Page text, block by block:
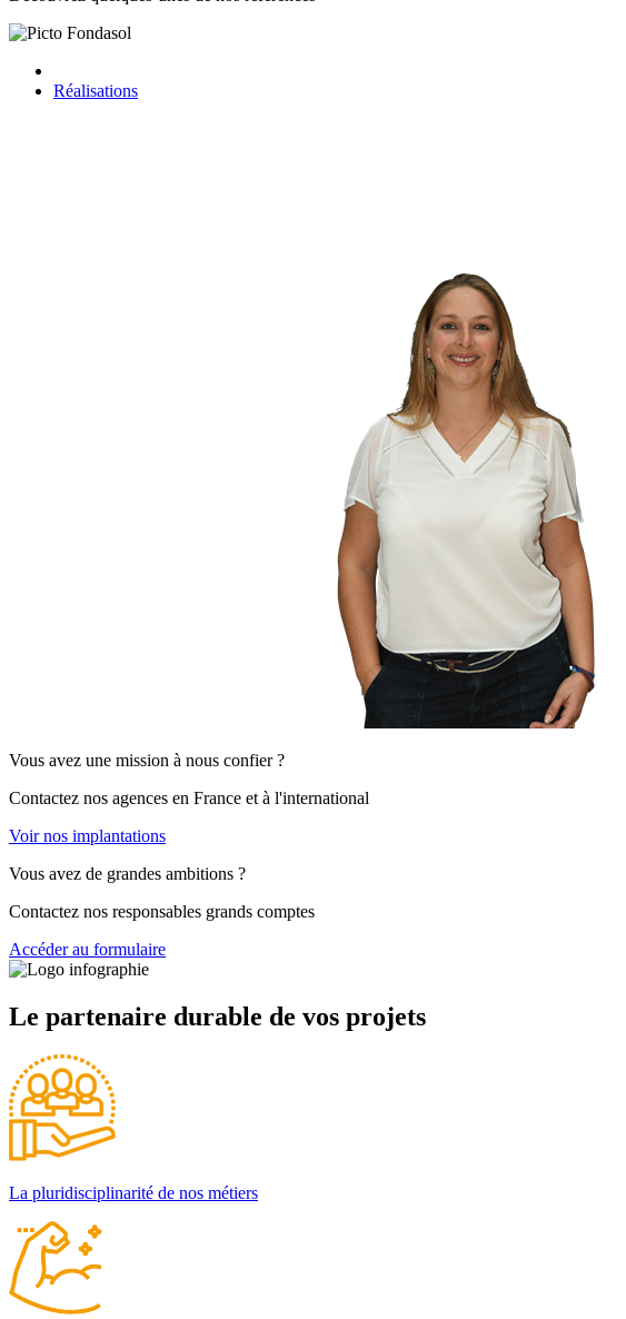
Réalisations
Vous avez une mission à nous confier ?
Contactez nos agences en France et à l'international
Voir nos implantations
Vous avez de grandes ambitions ?
Contactez nos responsables grands comptes
Accéder au formulaire
Le partenaire durable de vos projets
La pluridisciplinarité de nos métiers